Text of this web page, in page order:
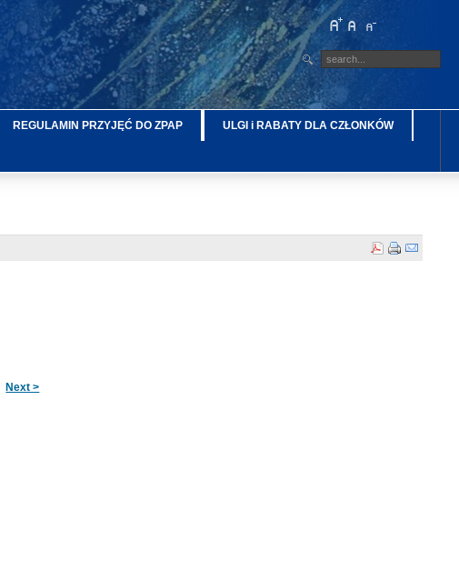
REGULAMIN PRZYJĘĆ DO ZPAP ULGI i RABATY DLA CZŁONKÓW
Next >